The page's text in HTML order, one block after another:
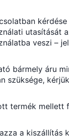
utasítását
veszi –
bármely áru
szüksége,
termék mellett
a kiszállítás